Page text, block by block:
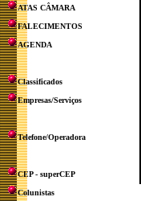
ATAS CÂMARA
FALECIMENTOS
AGENDA
Classificados
Empresas/Serviços
Telefone/Operadora
CEP - superCEP
Colunistas